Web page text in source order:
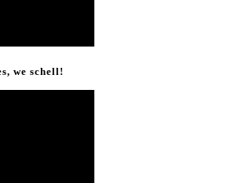
we schell!